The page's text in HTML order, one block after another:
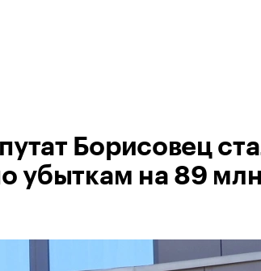
Борисовец
убыткам на 89 млн